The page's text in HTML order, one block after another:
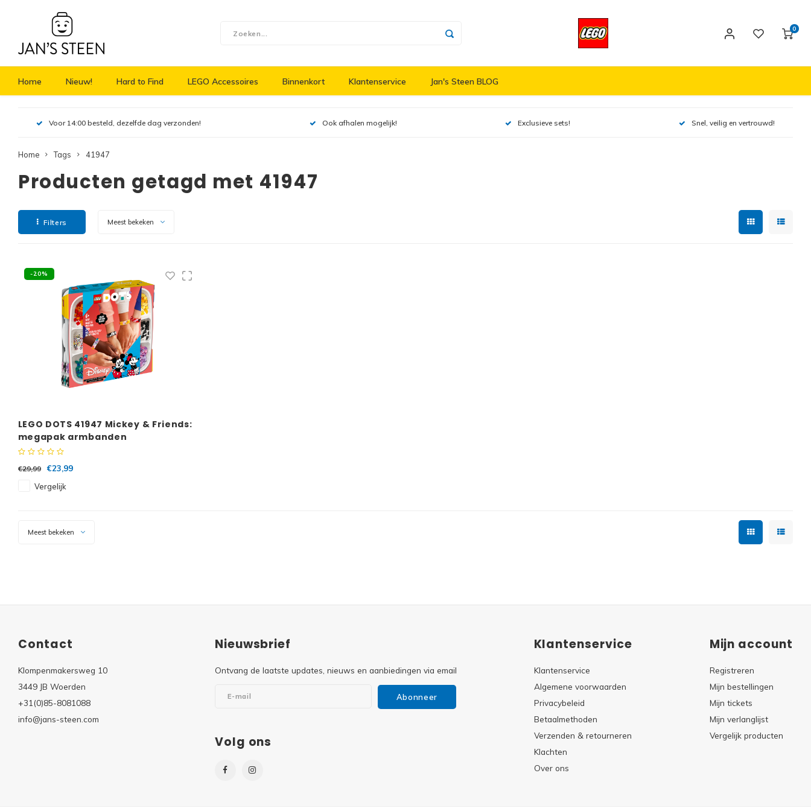
0
Home Nieuw! Hard to Find LEGO Accessoires Binnenkort Klantenservice Jan's Steen BLOG
Voor 14:00 besteld, dezelfde dag verzonden! Ook afhalen mogelijk! Exclusieve sets! Snel, veilig en vertrouwd!
Home Tags 41947
Producten getagd met 41947
Filters Meest bekeken
-20%
LEGO DOTS 41947 Mickey & Friends:
megapak armbanden
€29,99
€23,99
Vergelijk
Meest bekeken
Contact
Klompenmakersweg 10
3449 JB Woerden
+31(0)85-8081088
info@jans-steen.com
Nieuwsbrief
Ontvang de laatste updates, nieuws en aanbiedingen via email
Abonneer
Volg ons
Klantenservice
Klantenservice
Algemene voorwaarden
Privacybeleid
Betaalmethoden
Verzenden & retourneren
Klachten
Over ons
Mijn account
Registreren
Mijn bestellingen
Mijn tickets
Mijn verlanglijst
Vergelijk producten